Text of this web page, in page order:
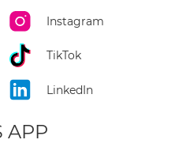
Instagram
TikTok
LinkedIn
APP